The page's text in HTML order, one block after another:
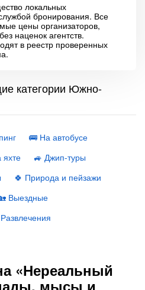
локальных
бронирования. Все
цены организаторов,
наценок агентств.
в реестр проверенных
категории Южно-
🚌 На автобусе
🚙 Джип-туры
🍀 Природа и пейзажи
Выездные
Развлечения
«Нереальный
мысы и